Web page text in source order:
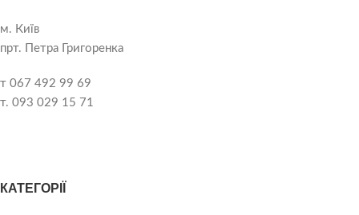
м. Київ
прт. Петра Григоренка
т 067 492 99 69
т. 093 029 15 71
КАТЕГОРІЇ